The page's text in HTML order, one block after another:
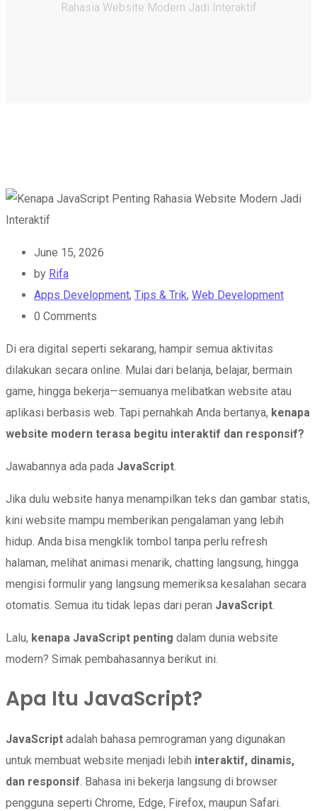
Rahasia Website Modern Jadi Interaktif
June 15, 2026
by Rifa
Apps Development, Tips & Trik, Web Development
0 Comments
Di era digital seperti sekarang, hampir semua aktivitas
dilakukan secara online. Mulai dari belanja, belajar, bermain
game, hingga bekerja—semuanya melibatkan website atau
aplikasi berbasis web. Tapi pernahkah Anda bertanya, kenapa
website modern terasa begitu interaktif dan responsif?
Jawabannya ada pada JavaScript.
Jika dulu website hanya menampilkan teks dan gambar statis,
kini website mampu memberikan pengalaman yang lebih
hidup. Anda bisa mengklik tombol tanpa perlu refresh
halaman, melihat animasi menarik, chatting langsung, hingga
mengisi formulir yang langsung memeriksa kesalahan secara
otomatis. Semua itu tidak lepas dari peran JavaScript.
Lalu, kenapa JavaScript penting dalam dunia website
modern? Simak pembahasannya berikut ini.
Apa Itu JavaScript?
JavaScript adalah bahasa pemrograman yang digunakan
untuk membuat website menjadi lebih interaktif, dinamis,
dan responsif . Bahasa ini bekerja langsung di browser
pengguna seperti Chrome, Edge, Firefox, maupun Safari.